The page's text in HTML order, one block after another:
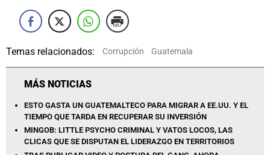
Temas relacionados: Corrupción Guatemala
MÁS NOTICIAS
ESTO GASTA UN GUATEMALTECO PARA MIGRAR A EE.UU. Y EL
TIEMPO QUE TARDA EN RECUPERAR SU INVERSIÓN
MINGOB: LITTLE PSYCHO CRIMINAL Y VATOS LOCOS, LAS
CLICAS QUE SE DISPUTAN EL LIDERAZGO EN TERRITORIOS